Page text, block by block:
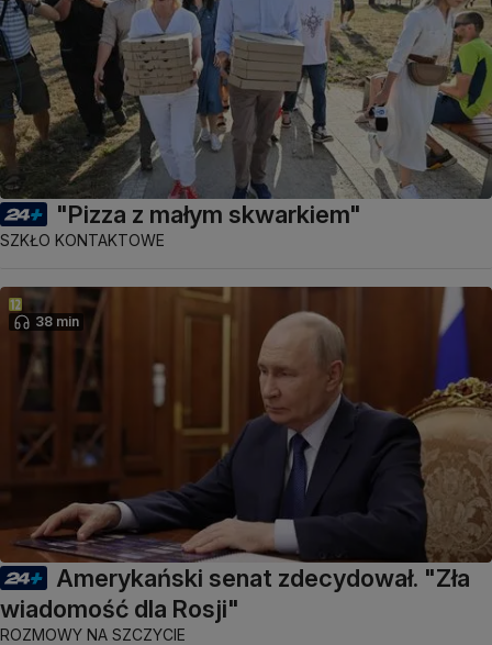
"Pizza z małym skwarkiem"
SZKŁO KONTAKTOWE
38 min
Amerykański senat zdecydował. "Zła
wiadomość dla Rosji"
ROZMOWY NA SZCZYCIE